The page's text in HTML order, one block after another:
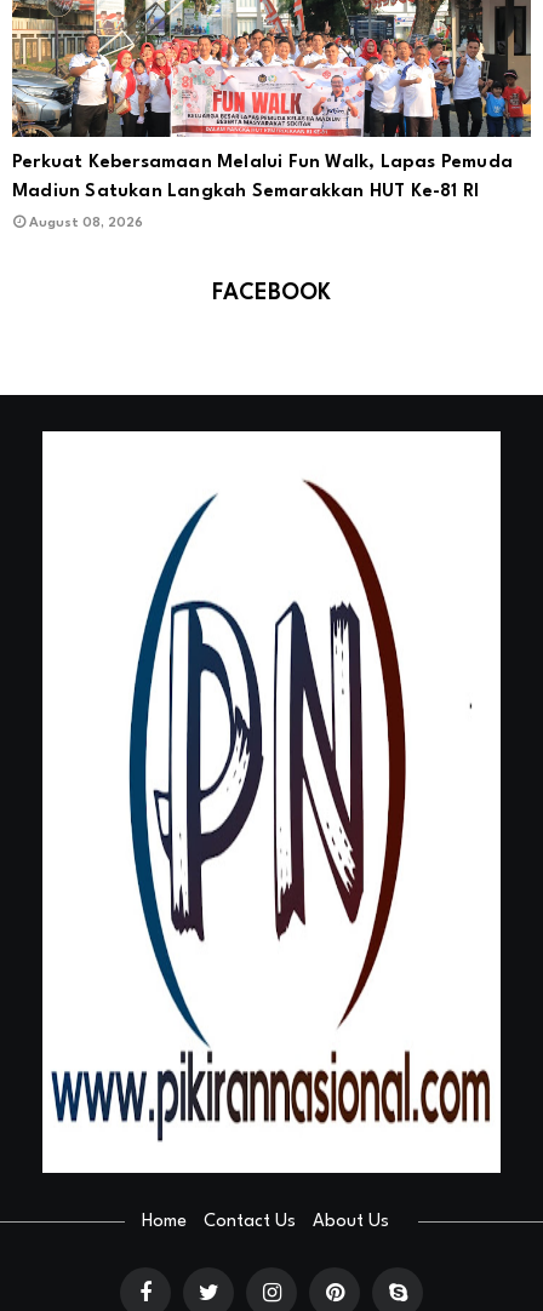
Perkuat Kebersamaan Melalui Fun Walk, Lapas Pemuda
Madiun Satukan Langkah Semarakkan HUT Ke-81 RI
August 08, 2026
FACEBOOK
Home Contact Us About Us